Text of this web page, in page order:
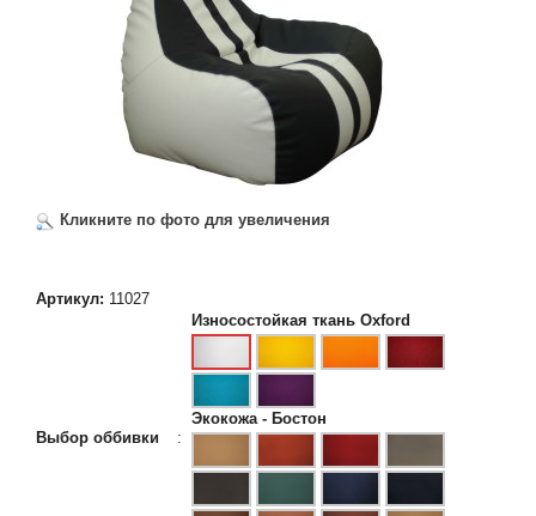
Кликните по фото для увеличения
Артикул: 11027
Выбор оббивки :
Износостойкая ткань Oxford
Экокожа - Бостон